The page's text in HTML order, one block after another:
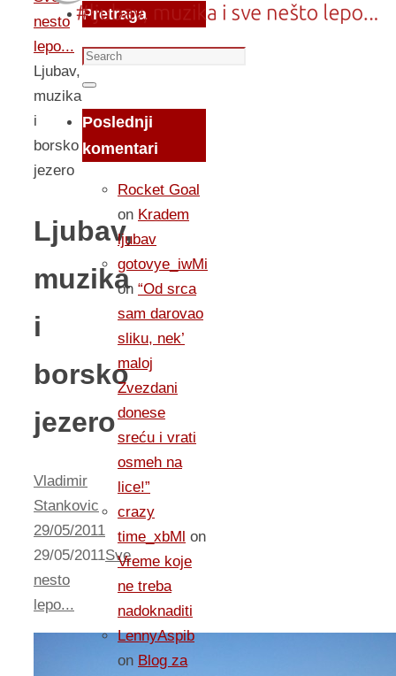
nesto
lepo...
Ljubav,
muzika
i
borsko
jezero
Ljubav,
muzika
i
borsko
jezero
Vladimir
Stankovic
29/05/2011
29/05/2011Sve
nesto
lepo...
Pretraga
Search
for:
Search
Poslednji
komentari
Rocket Goal
on Kradem
ljubav
gotovye_iwMi
on “Od srca
sam darovao
sliku, nek’
maloj
Zvezdani
donese
sreću i vrati
osmeh na
lice!”
crazy
time_xbMl on
Vreme koje
ne treba
nadoknaditi
LennyAspib
on Blog za